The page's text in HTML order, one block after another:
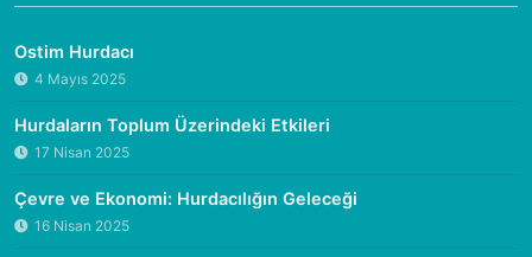
Ostim Hurdacı
4 Mayıs 2025
Hurdaların Toplum Üzerindeki Etkileri
17 Nisan 2025
Çevre ve Ekonomi: Hurdacılığın Geleceği
16 Nisan 2025